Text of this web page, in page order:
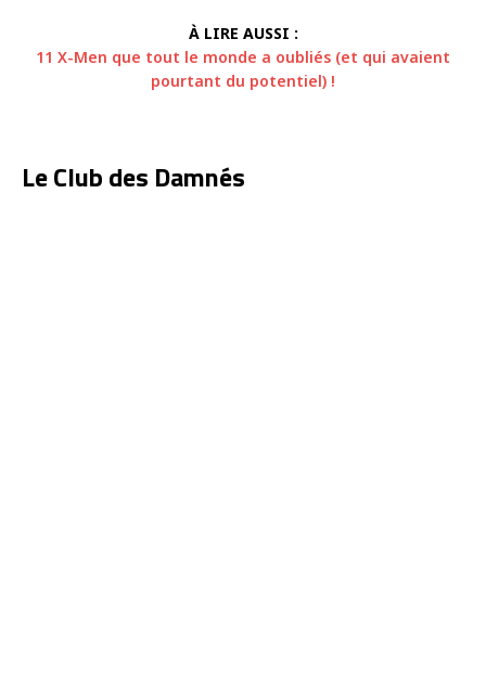
À LIRE AUSSI :
11 X-Men que tout le monde a oubliés (et qui avaient
pourtant du potentiel) !
Le Club des Damnés